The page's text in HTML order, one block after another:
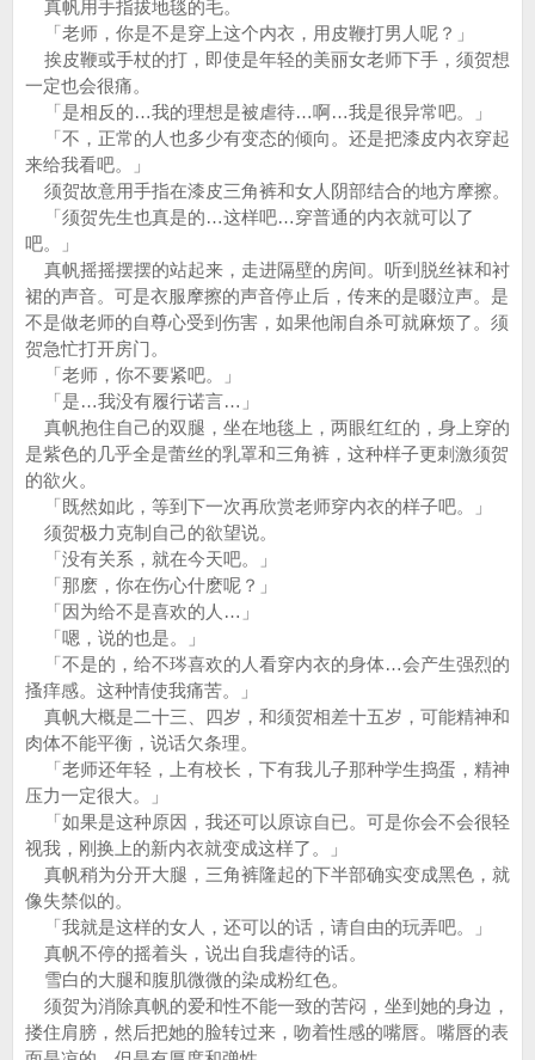
真帆用手指拔地毯的毛。
「老师，你是不是穿上这个内衣，用皮鞭打男人呢？」
挨皮鞭或手杖的打，即使是年轻的美丽女老师下手，须贺想
一定也会很痛。
「是相反的…我的理想是被虐待…啊…我是很异常吧。」
「不，正常的人也多少有变态的倾向。还是把漆皮内衣穿起
来给我看吧。」
须贺故意用手指在漆皮三角裤和女人阴部结合的地方摩擦。
「须贺先生也真是的…这样吧…穿普通的内衣就可以了
吧。」
真帆摇摇摆摆的站起来，走进隔壁的房间。听到脱丝袜和衬
裙的声音。可是衣服摩擦的声音停止后，传来的是啜泣声。是
不是做老师的自尊心受到伤害，如果他闹自杀可就麻烦了。须
贺急忙打开房门。
「老师，你不要紧吧。」
「是…我没有履行诺言…」
真帆抱住自己的双腿，坐在地毯上，两眼红红的，身上穿的
是紫色的几乎全是蕾丝的乳罩和三角裤，这种样子更刺激须贺
的欲火。
「既然如此，等到下一次再欣赏老师穿内衣的样子吧。」
须贺极力克制自己的欲望说。
「没有关系，就在今天吧。」
「那麽，你在伤心什麽呢？」
「因为给不是喜欢的人…」
「嗯，说的也是。」
「不是的，给不琌喜欢的人看穿内衣的身体…会产生强烈的
搔痒感。这种情使我痛苦。」
真帆大概是二十三、四岁，和须贺相差十五岁，可能精神和
肉体不能平衡，说话欠条理。
「老师还年轻，上有校长，下有我儿子那种学生捣蛋，精神
压力一定很大。」
「如果是这种原因，我还可以原谅自已。可是你会不会很轻
视我，刚换上的新内衣就变成这样了。」
真帆稍为分开大腿，三角裤隆起的下半部确实变成黑色，就
像失禁似的。
「我就是这样的女人，还可以的话，请自由的玩弄吧。」
真帆不停的摇着头，说出自我虐待的话。
雪白的大腿和腹肌微微的染成粉红色。
须贺为消除真帆的爱和性不能一致的苦闷，坐到她的身边，
搂住肩膀，然后把她的脸转过来，吻着性感的嘴唇。嘴唇的表